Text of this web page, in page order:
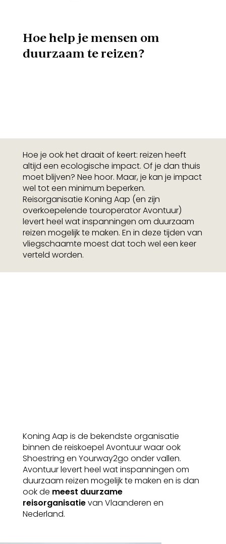
Hoe help je mensen om
duurzaam te reizen?
Hoe je ook het draait of keert: reizen heeft
altijd een ecologische impact. Of je dan thuis
moet blijven? Nee hoor. Maar, je kan je impact
wel tot een minimum beperken.
Reisorganisatie Koning Aap (en zijn
overkoepelende touroperator Avontuur)
levert heel wat inspanningen om duurzaam
reizen mogelijk te maken. En in deze tijden van
vliegschaamte moest dat toch wel een keer
verteld worden.
Koning Aap is de bekendste organisatie
binnen de reiskoepel Avontuur waar ook
Shoestring en Yourway2go onder vallen.
Avontuur levert heel wat inspanningen om
duurzaam reizen mogelijk te maken en is dan
ook de meest duurzame
reisorganisatievan Vlaanderen en
Nederland.